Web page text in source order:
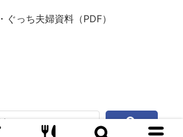
ぐっち夫婦資料（PDF）